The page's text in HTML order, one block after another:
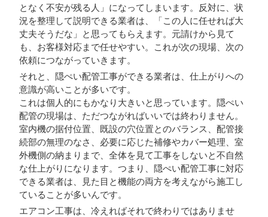
となく不安が残る人」になってしまいます。反対に、状
況を整理して説明できる業者は、「この人に任せれば大
丈夫そうだな」と思ってもらえます。元請けから見て
も、お客様対応まで任せやすい。これが次の現場、次の
依頼につながっていきます。
それと、隠ぺい配管工事ができる業者は、仕上がりへの
意識が高いことが多いです。
これは個人的にもかなり大きいと思っています。隠ぺい
配管の現場は、ただつながればいいでは終わりません。
室内機の据付位置、既設の穴位置とのバランス、配管接
続部の無理のなさ、必要に応じた補修やカバー処理、室
外機側の納まりまで、全体を見て工事をしないと不自然
な仕上がりになります。つまり、隠ぺい配管工事に対応
できる業者は、見た目と機能の両方を考えながら施工し
ていることが多いんです。
エアコン工事は、冷えればそれで終わりではありませ